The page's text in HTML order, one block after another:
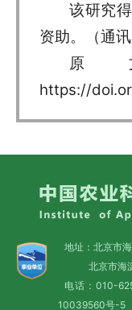
该研究
资助。（通讯
原
https://
地址：北京市
北京市海淀
电话：010-
10039560号-5